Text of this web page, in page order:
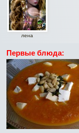
лена
Первые блюда: